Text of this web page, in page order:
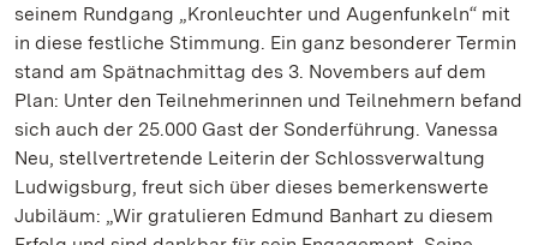
seinem Rundgang „Kronleuchter und Augenfunkeln“ mit
in diese festliche Stimmung. Ein ganz besonderer Termin
stand am Spätnachmittag des 3. Novembers auf dem
Plan: Unter den Teilnehmerinnen und Teilnehmern befand
sich auch der 25.000 Gast der Sonderführung. Vanessa
Neu, stellvertretende Leiterin der Schlossverwaltung
Ludwigsburg, freut sich über dieses bemerkenswerte
Jubiläum: „Wir gratulieren Edmund Banhart zu diesem